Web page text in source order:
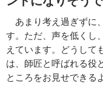
あまり考え過ぎずに
す。ただ、声を低くし
えています。どうして
は、師匠と呼ばれる役
ところをお見せできる